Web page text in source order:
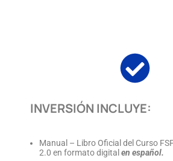
INVERSIÓN INCLUYE:
Manual – Libro Oficial del Curso
2.0 en formato digital en español.